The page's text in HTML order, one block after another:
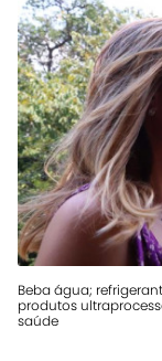
Beba água;
produtos
saúde